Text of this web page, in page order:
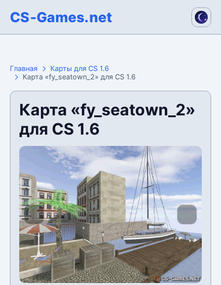
CS-Games.net
Главная
Карты для CS 1.6
Карта «fy_seatown_2» для CS 1.6
Карта «fy_seatown_2»
для CS 1.6